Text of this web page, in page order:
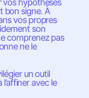
vos hypothèses
bon signe. À
vos propres
son
comprenez pas
ne le
un outil
avec le